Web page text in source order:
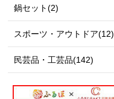
鍋セット(2)
スポーツ・アウトドア(12)
民芸品・工芸品(142)